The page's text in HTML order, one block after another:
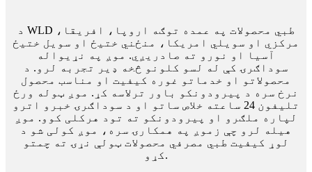
د WLD طبي محصولات په عمده توګه اروپا، افریقا،
مرکزي او سویلي امریکا، منځني ختیځ او سویل ختیځ
آسیا او نورو ته صادریږي. موږ په نړیواله
سوداګرۍ کې له لسو کلونو څخه ډیر تجربه لرو. د
محصولاتو او خدماتو غوره کیفیت او مناسب محصول
نرخ سره د پیرودونکو باور ترلاسه کړ. موږ ټوله ورځ
تلیفون 24 ساعته خلاص ساتو او د سوداګرۍ خبرو اترو
لپاره ملګرو او پیرودونکو ته تود هرکلی کوو. موږ
هیله لرو چې زموږ په همکارۍ سره، موږ کولی شو د
لوړ کیفیت طبي مصرفي محصولات ټولې نړۍ ته چمتو
کړو.